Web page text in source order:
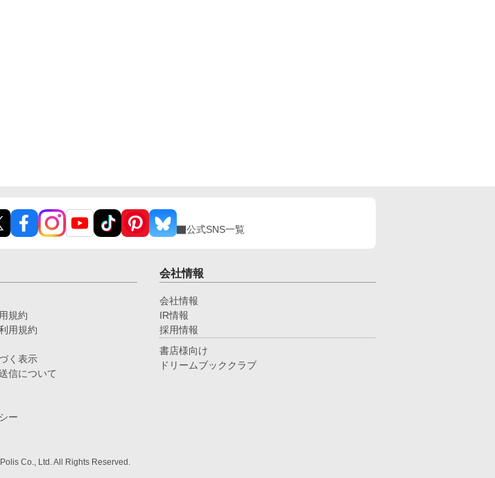
公式SNS一覧
規約
用規約
く表示
信について
ー
会社情報
会社情報
IR情報
採用情報
書店様向け
ドリームブッククラブ
Co., Ltd. All Rights Reserved.